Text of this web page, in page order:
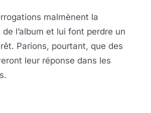
malmènent la
l’album et lui font perdre un
Parions, pourtant, que des
leur réponse dans les